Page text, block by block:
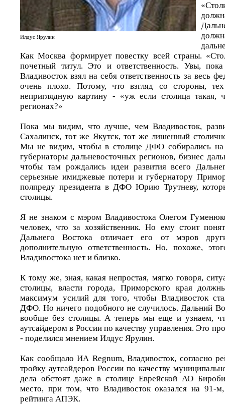
Илдус Ярулин
Как Москва формирует повестку всей страны.
почетный титул. Это и ответственность. Увы,
Владивосток взял на себя ответственность за весь
очень плохо. Потому, что взгляд со стороны,
неприглядную картину - «уж если столица такая,
регионах?»
Пока мы видим, что лучше, чем Владивосток,
Сахалинск, тот же Якутск, тот же лишенный
Мы не видим, чтобы в столице ДФО собирались на
губернаторы дальневосточных регионов, бизнес
чтобы там рождались идеи развития всего
серьезные имиджевые потери и губернатору
полпреду президента в ДФО Юрию Трутневу,
столицы.
Я не знаком с мэром Владивостока Олегом
человек, что за хозяйственник. Но ему стоит
Дальнего Востока отличает его от мэров
дополнительную ответственность. Но, похоже,
Владивостока нет и близко.
К тому же, зная, какая непростая, мягко говоря,
столицы, власти города, Приморского края
максимум усилий для того, чтобы Владивосток
ДФО. Но ничего подобного не случилось. Дальний
вообще без столицы. А теперь мы еще и узнаем,
аутсайдером в России по качеству управления. Это
- поделился мнением Илдус Ярулин.
Как сообщало ИА Regnum, Владивосток, согласно
тройку аутсайдеров России по качеству
дела обстоят даже в столице Еврейской АО
место, при том, что Владивосток оказался на 91-
рейтинга АПЭК.